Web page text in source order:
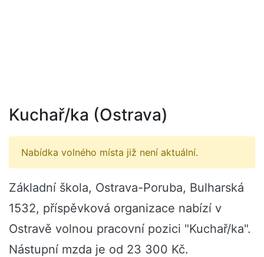
Kuchař/ka (Ostrava)
Nabídka volného místa již není aktuální.
Základní škola, Ostrava-Poruba, Bulharská
1532, příspěvková organizace nabízí v
Ostravě volnou pracovní pozici "Kuchař/ka".
Nástupní mzda je od 23 300 Kč.